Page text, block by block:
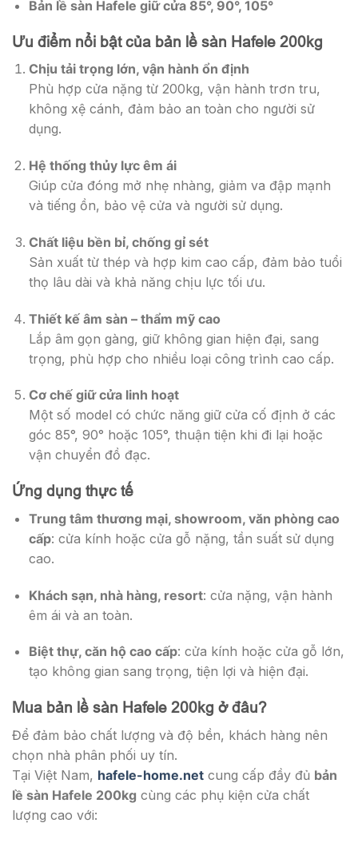
Bản lề sàn Hafele giữ cửa 85°, 90°, 105°
Ưu điểm nổi bật của bản lề sàn Hafele 200kg
Chịu tải trọng lớn, vận hành ổn định
Phù hợp cửa nặng từ 200kg, vận hành trơn tru,
không xệ cánh, đảm bảo an toàn cho người sử
dụng.
Hệ thống thủy lực êm ái
Giúp cửa đóng mở nhẹ nhàng, giảm va đập mạnh
và tiếng ồn, bảo vệ cửa và người sử dụng.
Chất liệu bền bỉ, chống gỉ sét
Sản xuất từ thép và hợp kim cao cấp, đảm bảo tuổi
thọ lâu dài và khả năng chịu lực tối ưu.
Thiết kế âm sàn – thẩm mỹ cao
Lắp âm gọn gàng, giữ không gian hiện đại, sang
trọng, phù hợp cho nhiều loại công trình cao cấp.
Cơ chế giữ cửa linh hoạt
Một số model có chức năng giữ cửa cố định ở các
góc 85°, 90° hoặc 105°, thuận tiện khi đi lại hoặc
vận chuyển đồ đạc.
Ứng dụng thực tế
Trung tâm thương mại, showroom, văn phòng cao
cấp: cửa kính hoặc cửa gỗ nặng, tần suất sử dụng
cao.
Khách sạn, nhà hàng, resort: cửa nặng, vận hành
êm ái và an toàn.
Biệt thự, căn hộ cao cấp: cửa kính hoặc cửa gỗ lớn,
tạo không gian sang trọng, tiện lợi và hiện đại.
Mua bản lề sàn Hafele 200kg ở đâu?
Để đảm bảo chất lượng và độ bền, khách hàng nên
chọn nhà phân phối uy tín.
Tại Việt Nam, hafele-home.net cung cấp đầy đủ bản
lề sàn Hafele 200kg cùng các phụ kiện cửa chất
lượng cao với: